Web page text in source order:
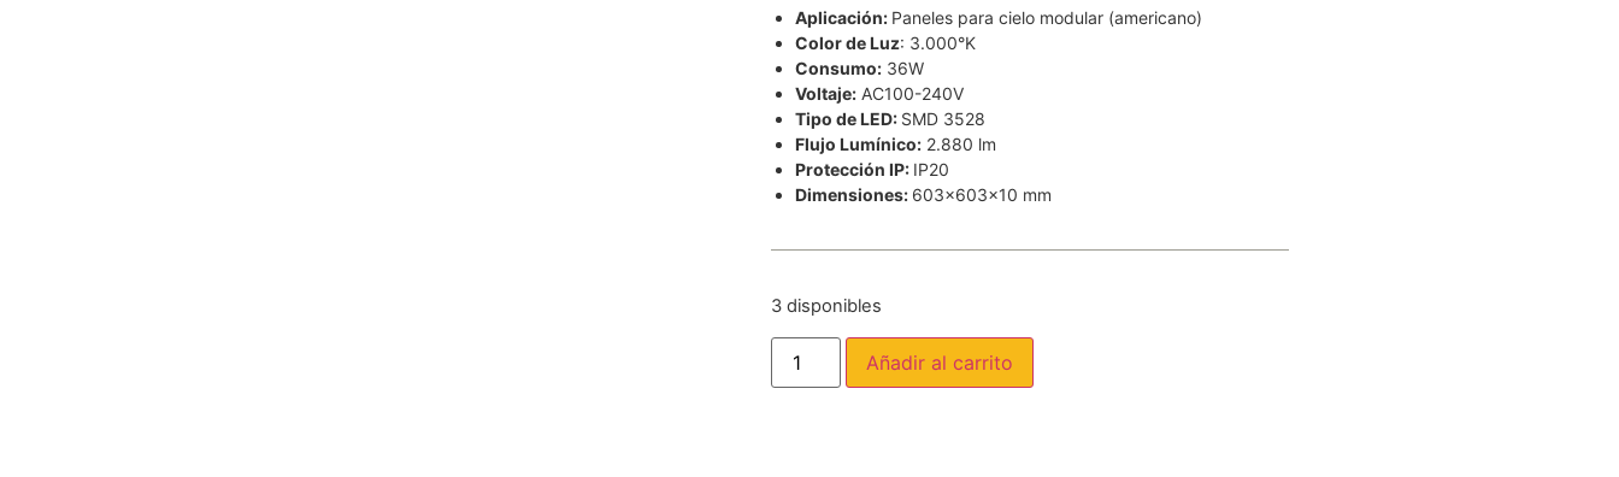
Aplicación: Paneles para cielo modular (americano)
Color de Luz: 3.000°K
Consumo: 36W
Voltaje: AC100-240V
Tipo de LED: SMD 3528
Flujo Lumínico: 2.880 lm
Protección IP: IP20
Dimensiones: 603x603x10 mm
3 disponibles
Añadir al carrito